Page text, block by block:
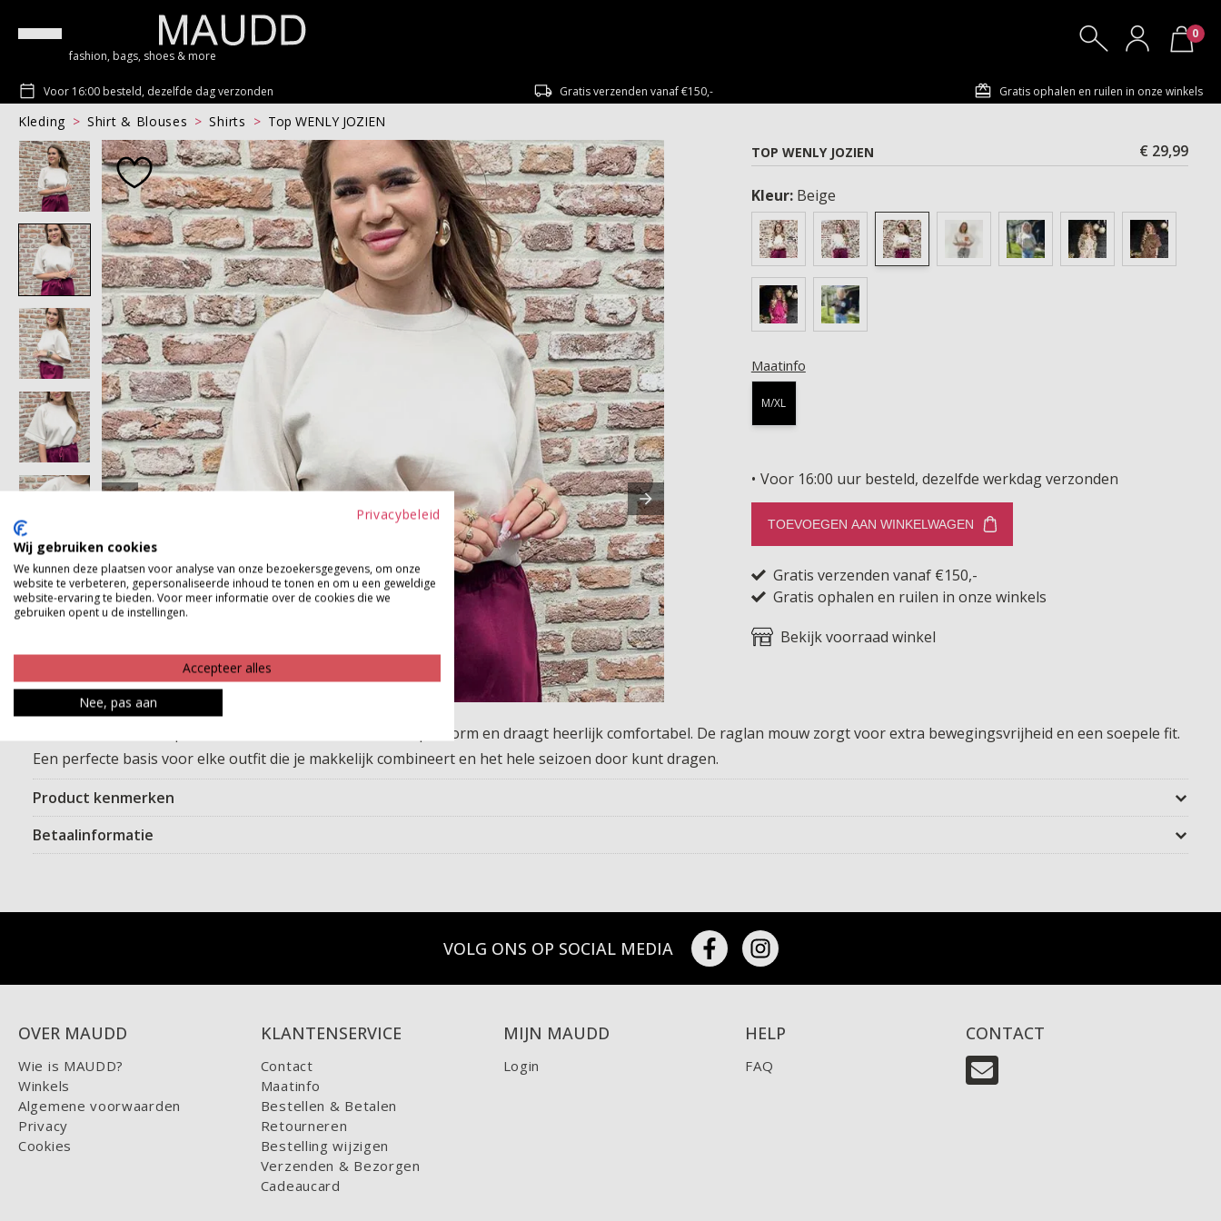
fashion, bags, shoes & more
0
Voor 16:00 besteld, dezelfde dag verzonden Gratis verzenden vanaf €150,- Gratis ophalen en ruilen in onze winkels
Kleding Shirt & Blouses Shirts
Top WENLY JOZIEN
TOP WENLY JOZIEN
€ 29,99
Kleur: Beige
Maatinfo
M/XL
Voor 16:00 uur besteld, dezelfde werkdag verzonden
TOEVOEGEN AAN WINKELWAGEN
Gratis verzenden vanaf €150,-
Gratis ophalen en ruilen in onze winkels
Bekijk voorraad winkel
Deze soft sweater top met korte mouw heeft een mooie pasvorm en draagt heerlijk comfortabel. De raglan mouw zorgt voor extra bewegingsvrijheid en een soepele fit.
Een perfecte basis voor elke outfit die je makkelijk combineert en het hele seizoen door kunt dragen.
Product kenmerken
Betaalinformatie
VOLG ONS OP SOCIAL MEDIA
OVER MAUDD
Wie is MAUDD?
Winkels
Algemene voorwaarden
Privacy
Cookies
KLANTENSERVICE
Contact
Maatinfo
Bestellen & Betalen
Retourneren
Bestelling wijzigen
Verzenden & Bezorgen
Cadeaucard
MIJN MAUDD
Login
HELP
FAQ
CONTACT
Privacybeleid
Wij gebruiken cookies
We kunnen deze plaatsen voor analyse van onze bezoekersgegevens, om onze
website te verbeteren, gepersonaliseerde inhoud te tonen en om u een geweldige
website-ervaring te bieden. Voor meer informatie over de cookies die we
gebruiken opent u de instellingen.
Accepteer alles
Nee, pas aan